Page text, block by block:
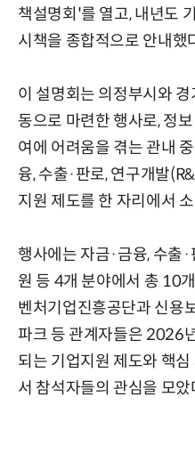
책설명회'를 열고, 내년도
시책을 종합적으로 안내했
이 설명회는 의정부시와
동으로 마련한 행사로, 정
여에 어려움을 겪는 관내
융, 수출·판로, 연구개발
지원 제도를 한 자리에서
행사에는 자금·금융, 수출·
원 등 4개 분야에서 총 10
벤처기업진흥공단과 신용
파크 등 관계자들은 2026
되는 기업지원 제도와 핵
서 참석자들의 관심을 모았